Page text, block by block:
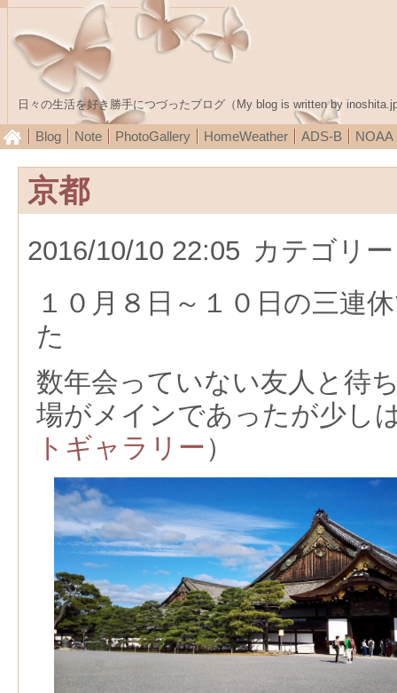
日々の生活を好き勝手につづったブログ（My blog is written by
Blog Note PhotoGallery HomeWeather ADS-B NOAA
京都
2016/10/10 22:05 カテゴリ
１０月８日～１０日の三連
た
数年会っていない友人と待
場がメインであったが少し
トギャラリー ）